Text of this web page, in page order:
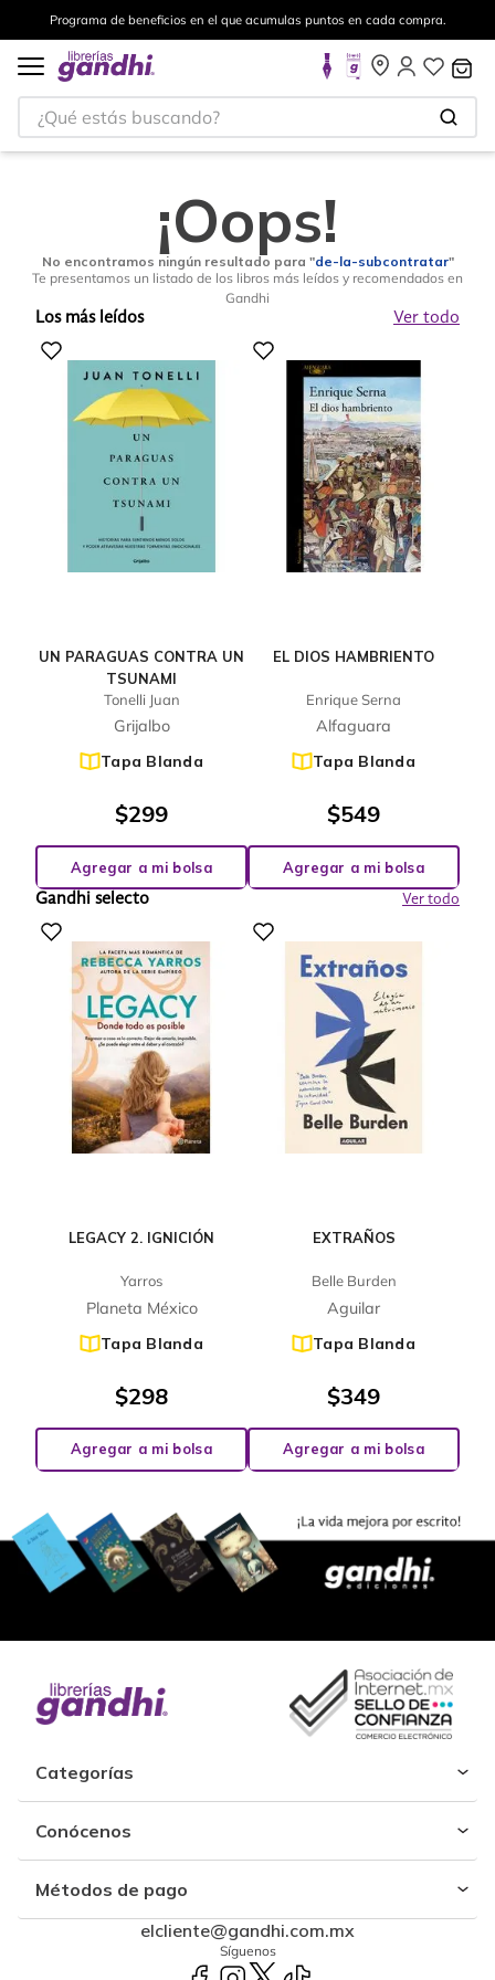
Programa de beneficios en el que acumulas puntos en cada compra.
¿Qué estás buscando?
¡Oops!
No encontramos ningún resultado para "de-la-subcontratar"
Te presentamos un listado de los libros más leídos y recomendados en
Gandhi
Los más leídos Ver todo
UN PARAGUAS CONTRA UN
TSUNAMI
Tonelli Juan
Grijalbo
Tapa Blanda
$299
Agregar a mi bolsa
EL DIOS HAMBRIENTO
Enrique Serna
Alfaguara
Tapa Blanda
$549
Agregar a mi bolsa
Gandhi selecto
Ver todo
LEGACY 2. IGNICIÓN
Yarros
Planeta México
Tapa Blanda
$298
Agregar a mi bolsa
EXTRAÑOS
Belle Burden
Aguilar
Tapa Blanda
$349
Agregar a mi bolsa
Categorías
Conócenos
Métodos de pago
elcliente@gandhi.com.mx
Síguenos